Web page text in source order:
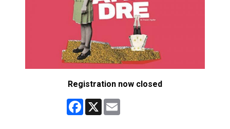
Registration now closed
Facebook
X